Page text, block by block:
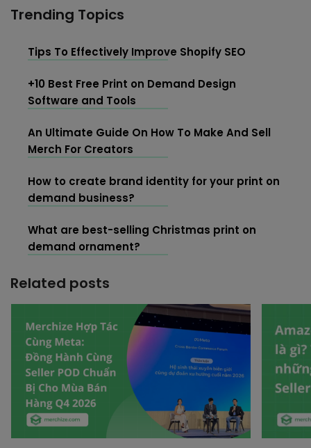
Trending Topics
Tips To Effectively Improve Shopify SEO
+10 Best Free Print on Demand Design
Software and Tools
An Ultimate Guide On How To Make And Sell
Merch For Creators
How to create brand identity for your print on
demand business?
What are best-selling Christmas print on
demand ornament?
Related posts